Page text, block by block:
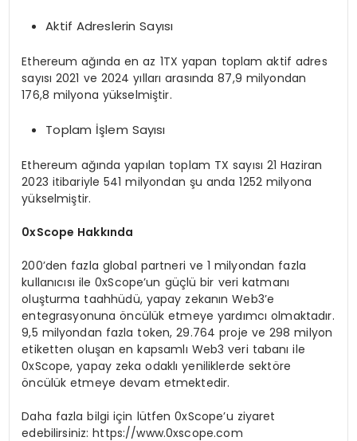
Aktif Adreslerin Sayısı
Ethereum ağında en az 1TX yapan toplam aktif adres
sayısı 2021 ve 2024 yılları arasında 87,9 milyondan
176,8 milyona yükselmiştir.
Toplam İşlem Sayısı
Ethereum ağında yapılan toplam TX sayısı 21 Haziran
2023 itibariyle 541 milyondan şu anda 1252 milyona
yükselmiştir.
0xScope Hakkında
200’den fazla global partneri ve 1 milyondan fazla
kullanıcısı ile 0xScope’un güçlü bir veri katmanı
oluşturma taahhüdü, yapay zekanın Web3’e
entegrasyonuna öncülük etmeye yardımcı olmaktadır.
9,5 milyondan fazla token, 29.764 proje ve 298 milyon
etiketten oluşan en kapsamlı Web3 veri tabanı ile
0xScope, yapay zeka odaklı yeniliklerde sektöre
öncülük etmeye devam etmektedir.
Daha fazla bilgi için lütfen 0xScope’u ziyaret
edebilirsiniz: https://www.0xscope.com